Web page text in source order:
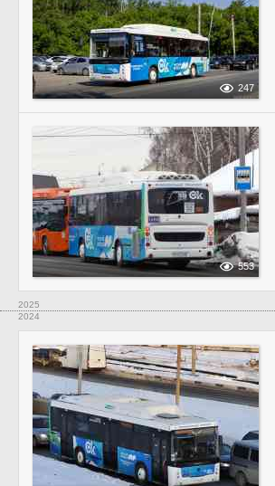
247
553
2025
2024